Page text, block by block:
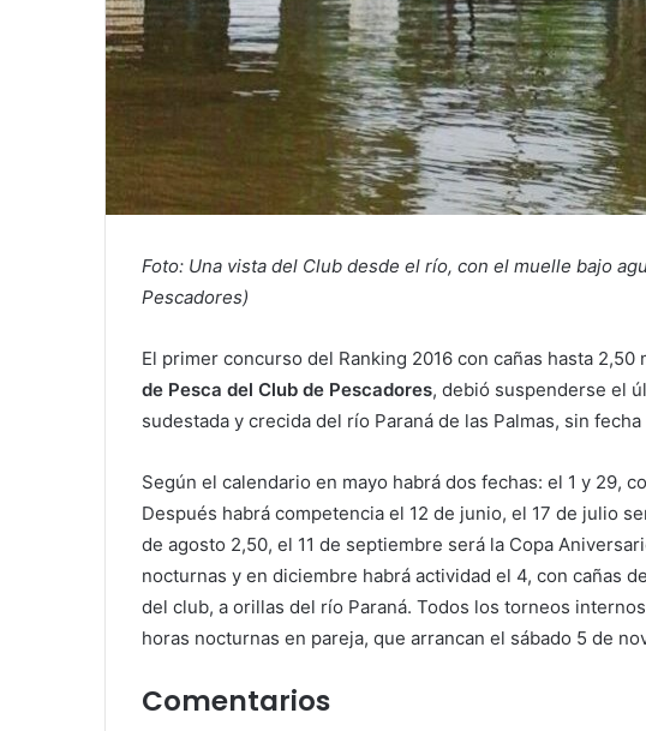
Foto: Una vista del Club desde el río, con el muelle bajo
Pescadores)
El primer concurso del Ranking 2016 con cañas hasta
de Pesca del Club de Pescadores, debió suspenderse el
sudestada y crecida del río Paraná de las Palmas, sin
Según el calendario en mayo habrá dos fechas: el 1 y 29,
Después habrá competencia el 12 de junio, el 17 de julio
de agosto 2,50, el 11 de septiembre será la Copa
nocturnas y en diciembre habrá actividad el 4, con cañas
del club, a orillas del río Paraná. Todos los torneos
horas nocturnas en pareja, que arrancan el sábado 5 de
Comentarios